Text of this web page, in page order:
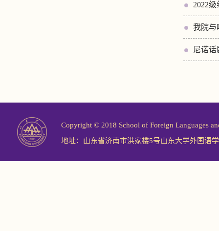
2022
我院与
尼诺
Copyright © 2018 School of Foreign Languages
地址：山东省济南市洪家楼5号山东大学外国语